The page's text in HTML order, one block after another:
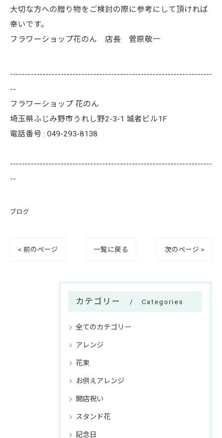
大切な方への贈り物をご検討の際に参考にして頂ければ
幸いです。
フラワーショップ花のん 店長 菅原敬一
--------------------------------------------------------------------
--
フラワーショップ 花のん
埼玉県ふじみ野市うれし野2-3-1 城者ビル1F
電話番号 : 049-293-8138
--------------------------------------------------------------------
--
ブログ
< 前のページ 一覧に戻る 次のページ >
カテゴリー Categories
全てのカテゴリー
アレンジ
花束
お供えアレンジ
開店祝い
スタンド花
記念日